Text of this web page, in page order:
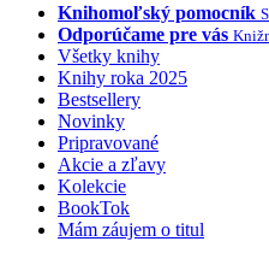
Knihomoľský pomocník
Odporúčame pre vás
Všetky knihy
Knihy roka 2025
Bestsellery
Novinky
Pripravované
Akcie a zľavy
Kolekcie
BookTok
Mám záujem o titul